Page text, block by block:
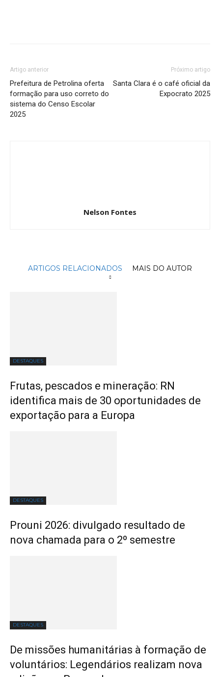
Artigo anterior
Prefeitura de Petrolina oferta
formação para uso correto do
sistema do Censo Escolar
2025
Próximo artigo
Santa Clara é o café oficial da
Expocrato 2025
Nelson Fontes
ARTIGOS RELACIONADOS MAIS DO AUTOR
DESTAQUES
Frutas, pescados e mineração: RN
identifica mais de 30 oportunidades de
exportação para a Europa
DESTAQUES
Prouni 2026: divulgado resultado de
nova chamada para o 2º semestre
DESTAQUES
De missões humanitárias à formação de
voluntários: Legendários realizam nova